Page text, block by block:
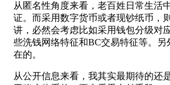
从匿名性角度来看，老百姓日常生活
证。而采用数字货币或者现钞纸币，
讲，必然会考虑比如采用钱包分级对
些洗钱网络特征和BC交易特征等。
在的。
从公开信息来看，我其实最期待的还